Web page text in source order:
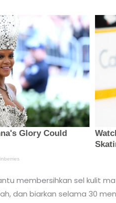
membersihkan sel kulit
dan biarkan selama 30